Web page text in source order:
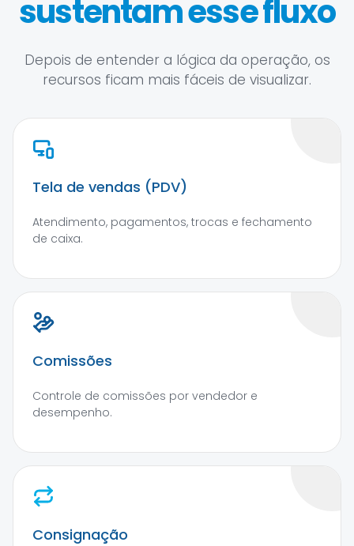
sustentam esse fluxo
Depois de entender a lógica da operação, os
recursos ficam mais fáceis de visualizar.
Tela de vendas (PDV)
Atendimento, pagamentos, trocas e fechamento
de caixa.
Comissões
Controle de comissões por vendedor e
desempenho.
Consignação